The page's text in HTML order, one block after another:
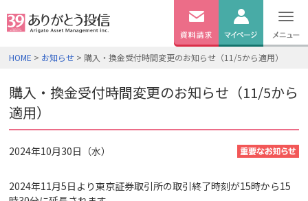
無料資料 ログイン
HOME > お知らせ > 購入・換金受付時間変更のお知らせ（11/5から適用）
購入・換金受付時間変更のお知らせ（11/5から
適用）
2024年10月30日（水）
2024年11月5日より東京証券取引所の取引終了時刻が15時から15